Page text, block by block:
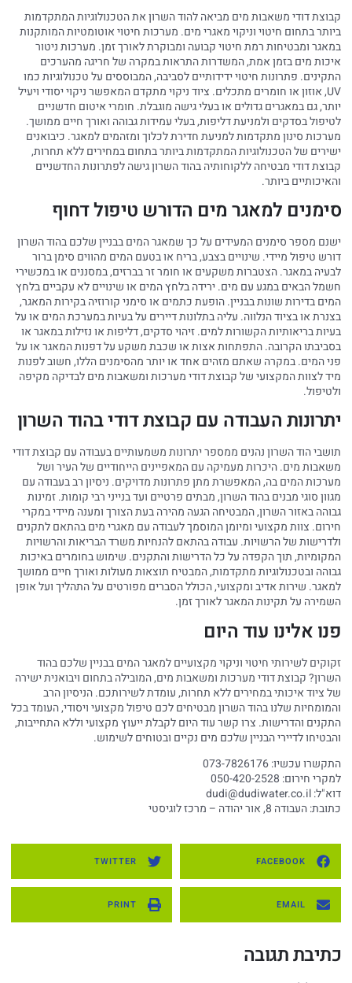
קבוצת דודי משאבות מים מביאה להוד השרון את הטכנולוגיות המתקדמות
ביותר בתחום חיטוי וניקוי מאגרי מים. מערכות חיטוי אוטומטיות המותקנות
במאגר ומבטיחות רמת חיטוי קבועה ומבוקרת לאורך זמן. מערכות ניטור
איכות מים בזמן אמת, המשדרות התראות במקרה של חריגה מהערכים
התקינים. פתרונות חיטוי ידידותיים לסביבה, המבוססים על טכנולוגיות כמו
UV, אוזון או חומרים מתכלים. ציוד ניקוי מתקדם המאפשר ניקוי יסודי ויעיל
יותר, גם במאגרים גדולים או בעלי גישה מוגבלת. חומרי איטום חדשניים
לטיפול בסדקים ולמניעת דליפות, בעלי עמידות גבוהה ואורך חיים ממושך.
מערכות סינון מתקדמות למניעת חדירת לכלוך ומזהמים למאגר. כיבואנים
ישירים של הטכנולוגיות המתקדמות ביותר בתחום במחירים ללא תחרות,
קבוצת דודי מבטיחה ללקוחותיה בהוד השרון גישה לפתרונות החדשניים
והאיכותיים ביותר.
סימנים למאגר מים הדורש טיפול דחוף
ישנם מספר סימנים המעידים על כך שמאגר המים בבניין שלכם בהוד השרון
דורש טיפול מיידי. שינויים בצבע, בריח או בטעם המים מהווים סימן ברור
לבעיה במאגר. הצטברות משקעים או חומר זר בברזים, במסננים או במכשירי
חשמל הבאים במגע עם מים. ירידה בלחץ המים או שינויים לא עקביים בלחץ
המים בדירות שונות בבניין. הופעת כתמים או סימני קורוזיה בקירות המאגר,
בצנרת או בציוד הנלווה. עליה בתלונות דיירים על בעיות במערכת המים או על
בעיות בריאותיות הקשורות למים. זיהוי סדקים, דליפות או נזילות במאגר או
בסביבתו הקרובה. התפתחות אצות או שכבת משקע על דפנות המאגר או על
פני המים. במקרה שאתם מזהים אחד או יותר מהסימנים הללו, חשוב לפנות
מיד לצוות המקצועי של קבוצת דודי מערכות ומשאבות מים לבדיקה מקיפה
ולטיפול.
יתרונות העבודה עם קבוצת דודי בהוד השרון
תושבי הוד השרון נהנים ממספר יתרונות משמעותיים בעבודה עם קבוצת דודי
משאבות מים. היכרות מעמיקה עם המאפיינים הייחודיים של העיר ושל
מערכות המים בה, המאפשרת מתן פתרונות מדויקים. ניסיון רב בעבודה עם
מגוון סוגי מבנים בהוד השרון, מבתים פרטיים ועד בנייני רבי קומות. זמינות
גבוהה באזור השרון, המבטיחה הגעה מהירה בעת הצורך ומענה מיידי במקרי
חירום. צוות מקצועי ומיומן המוסמך לעבודה עם מאגרי מים בהתאם לתקנים
ולדרישות של הרשויות. עבודה בהתאם להנחיות משרד הבריאות והרשויות
המקומיות, תוך הקפדה על כל הדרישות והתקנים. שימוש בחומרים באיכות
גבוהה ובטכנולוגיות מתקדמות, המבטיח תוצאות מעולות ואורך חיים ממושך
למאגר. שירות אדיב ומקצועי, הכולל הסברים מפורטים על התהליך ועל אופן
השמירה על תקינות המאגר לאורך זמן.
פנו אלינו עוד היום
זקוקים לשירותי חיטוי וניקוי מקצועיים למאגר המים בבניין שלכם בהוד
השרון? קבוצת דודי מערכות ומשאבות מים, המובילה בתחום ויבואנית ישירה
של ציוד איכותי במחירים ללא תחרות, עומדת לשירותכם. הניסיון הרב
והמומחיות שלנו בהוד השרון מבטיחים לכם טיפול מקצועי ויסודי, העומד בכל
התקנים והדרישות. צרו קשר עוד היום לקבלת ייעוץ מקצועי וללא התחייבות,
והבטיחו לדיירי הבניין שלכם מים נקיים ובטוחים לשימוש.
התקשרו עכשיו: 073-7826176
למקרי חירום: 050-420-2528
דוא"ל:dudi@dudiwater.co.il
כתובת: העבודה 8, אור יהודה – מרכז לוגיסטי
FACEBOOK
TWITTER
EMAIL
PRINT
כתיבת תגובה